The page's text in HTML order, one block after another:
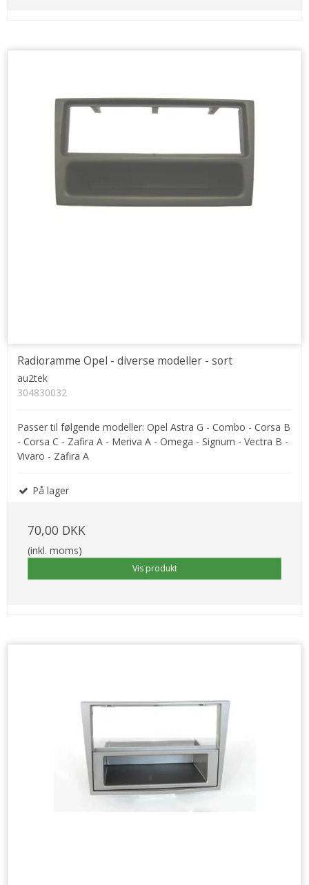
Radioramme Opel - diverse modeller - sort
au2tek
304830032
Passer til følgende modeller: Opel Astra G - Combo - Corsa B
- Corsa C - Zafira A - Meriva A - Omega - Signum - Vectra B -
Vivaro - Zafira A
På lager
70,00 DKK
(inkl. moms)
Vis produkt